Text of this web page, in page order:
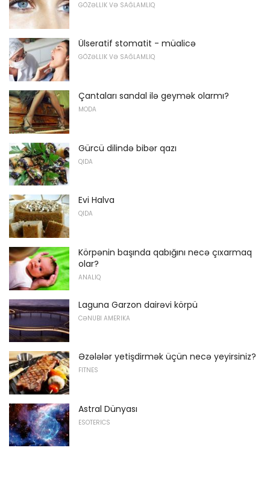
GÖZƏLLIK VƏ SAĞLAMLIQ
Ülseratif stomatit - müalicə
GÖZƏLLIK VƏ SAĞLAMLIQ
Çantaları sandal ilə geymək olarmı?
MODA
Gürcü dilində bibər qazı
QIDA
Evi Halva
QIDA
Körpənin başında qabığını necə çıxarmaq
olar?
ANALIQ
Laguna Garzon dairəvi körpü
CƏNUBI AMERIKA
Əzələlər yetişdirmək üçün necə yeyirsiniz?
FITNES
Astral Dünyası
ESOTERICS